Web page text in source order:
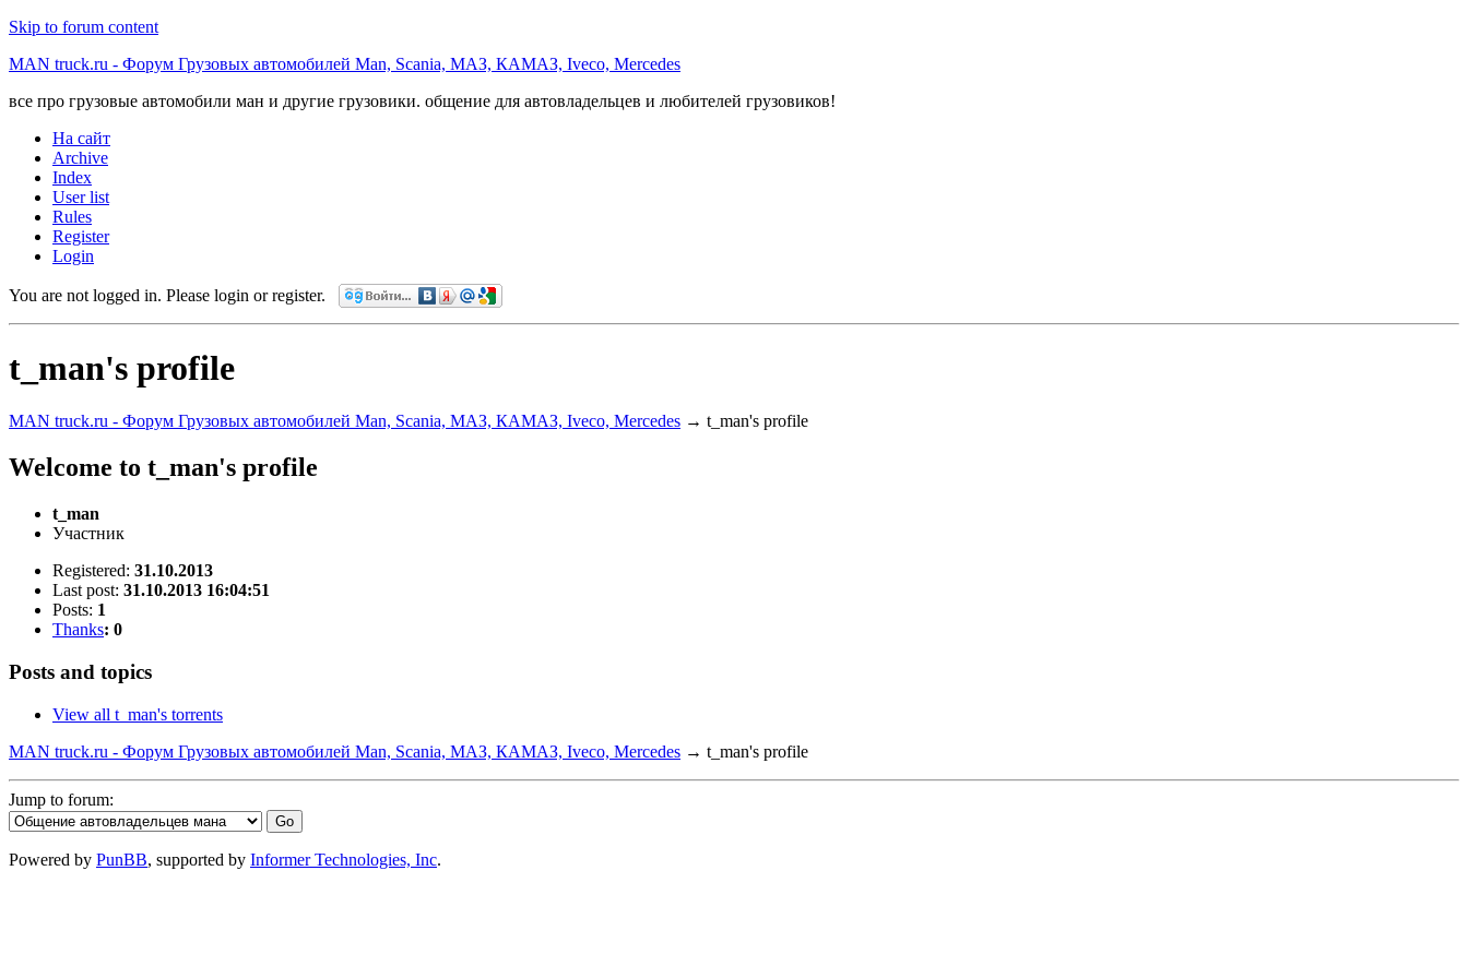
Skip to forum content
MAN truck.ru - Форум Грузовых автомобилей Man, Scania, МАЗ, КАМАЗ, Iveco, Mercedes
все про грузовые автомобили ман и другие грузовики. общение для автовладельцев и любителей грузовиков!
На сайт
Archive
Index
User list
Rules
Register
Login
You are not logged in. Please login or register.
t_man's profile
MAN truck.ru - Форум Грузовых автомобилей Man, Scania, МАЗ, КАМАЗ, Iveco, Mercedes → t_man's profile
Welcome to t_man's profile
t_man
Участник
Registered: 31.10.2013
Last post: 31.10.2013 16:04:51
Posts: 1
Thanks: 0
Posts and topics
View all t_man's torrents
MAN truck.ru - Форум Грузовых автомобилей Man, Scania, МАЗ, КАМАЗ, Iveco, Mercedes → t_man's profile
Jump to forum:
Powered by PunBB, supported by Informer Technologies, Inc.